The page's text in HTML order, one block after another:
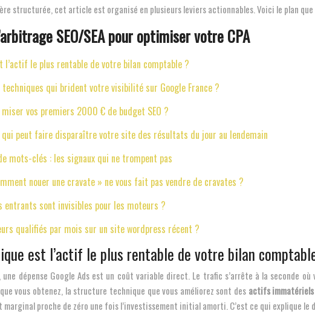
structurée, cet article est organisé en plusieurs leviers actionnables. Voici le plan
SEO/SEA pour optimiser votre CPA
le plus rentable de votre bilan comptable ?
qui brident votre visibilité sur Google France ?
vos premiers 2000 € de budget SEO ?
peut faire disparaître votre site des résultats du jour au lendemain
mots-clés : les signaux qui ne trompent pas
nouer une cravate » ne vous fait pas vendre de cravates ?
entrants sont invisibles pour les moteurs ?
qualifiés par mois sur un site wordpress récent ?
est l’actif le plus rentable de votre bilan
dépense Google Ads est un coût variable direct. Le trafic s’arrête à la seconde
vous obtenez, la structure technique que vous améliorez sont des actifs immatériels
proche de zéro une fois l’investissement initial amorti. C’est ce qui explique